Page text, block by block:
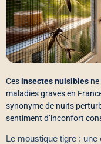
Cesinsectes nuisibles
maladies graves en
synonyme de nuits
sentiment d’inconfort
Le moustique tigre :